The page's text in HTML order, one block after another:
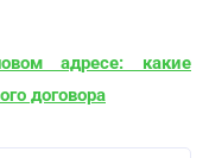
адресе: какие
договора